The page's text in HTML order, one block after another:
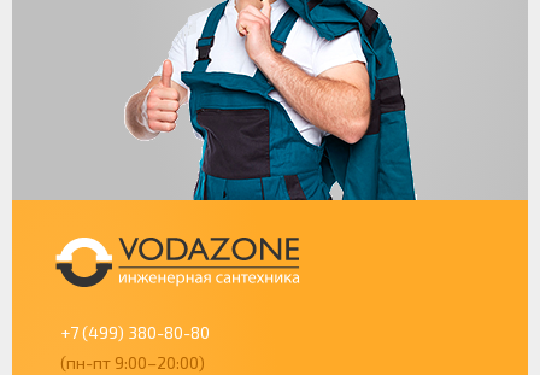
+7 (499) 380-80-80
(пн-пт 9:00–20:00)